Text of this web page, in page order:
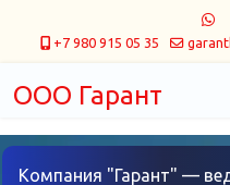
+7 980 915 05 35
ООО Гарант
Компания "Гарант" —